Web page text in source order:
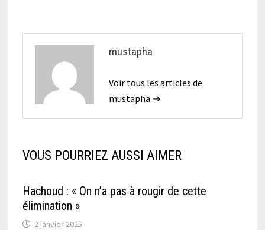
mustapha
Voir tous les articles de
mustapha →
VOUS POURRIEZ AUSSI AIMER
Hachoud : « On n’a pas à rougir de cette
élimination »
2 janvier 2025